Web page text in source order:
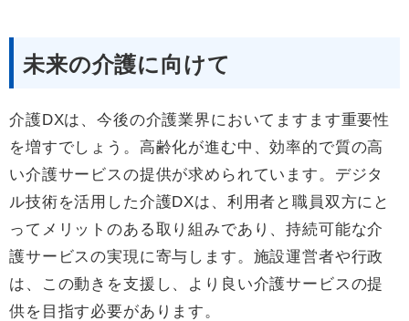
未来の介護に向けて
介護DXは、今後の介護業界においてますます重要性
を増すでしょう。高齢化が進む中、効率的で質の高
い介護サービスの提供が求められています。デジタ
ル技術を活用した介護DXは、利用者と職員双方にと
ってメリットのある取り組みであり、持続可能な介
護サービスの実現に寄与します。施設運営者や行政
は、この動きを支援し、より良い介護サービスの提
供を目指す必要があります。